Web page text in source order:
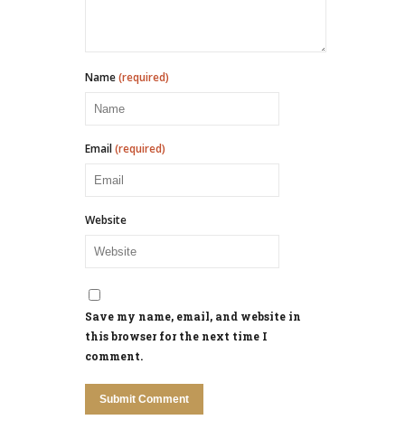
Name(required)
Email(required)
Website
Save my name, email, and website in
this browser for the next time I
comment.